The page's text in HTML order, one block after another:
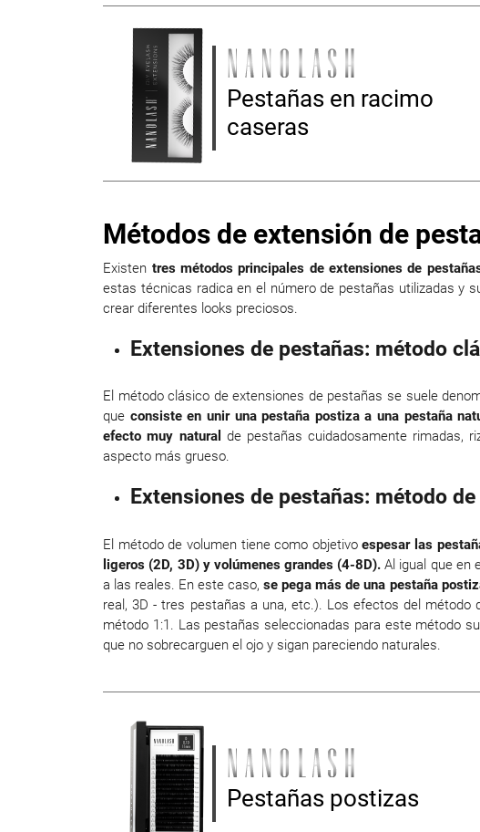
Pestañas en racimo
caseras
Métodos de extensión de
Existen tres métodos principales de extensiones de
estas técnicas radica en el número de pestañas utilizadas y
crear diferentes looks preciosos.
Extensiones de pestañas: método
El método clásico de extensiones de pestañas se suele
que consiste en unir una pestaña postiza a una pestaña
efecto muy natural de pestañas cuidadosamente rimadas,
aspecto más grueso.
Extensiones de pestañas: método
El método de volumen tiene como objetivoespesar las
ligeros (2D, 3D) y volúmenes grandes (4-8D). Al igual que en
a las reales. En este caso,se pega más de una pestaña
real, 3D - tres pestañas a una, etc.). Los efectos del método
método 1:1. Las pestañas seleccionadas para este método
que no sobrecarguen el ojo y sigan pareciendo naturales.
Pestañas postizas